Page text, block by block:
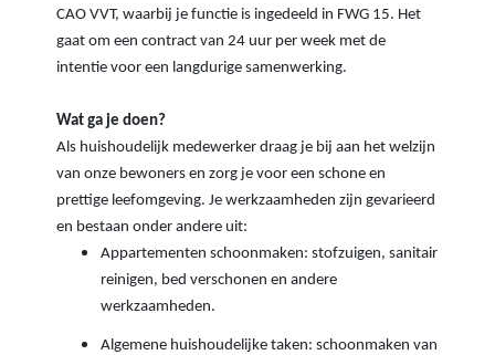
CAO VVT, waarbij je functie is ingedeeld in FWG 15. Het
gaat om een contract van 24 uur per week met de
intentie voor een langdurige samenwerking.
Wat ga je doen?
Als huishoudelijk medewerker draag je bij aan het welzijn
van onze bewoners en zorg je voor een schone en
prettige leefomgeving. Je werkzaamheden zijn gevarieerd
en bestaan onder andere uit:
Appartementen schoonmaken: stofzuigen, sanitair
reinigen, bed verschonen en andere
werkzaamheden.
Algemene huishoudelijke taken: schoonmaken van